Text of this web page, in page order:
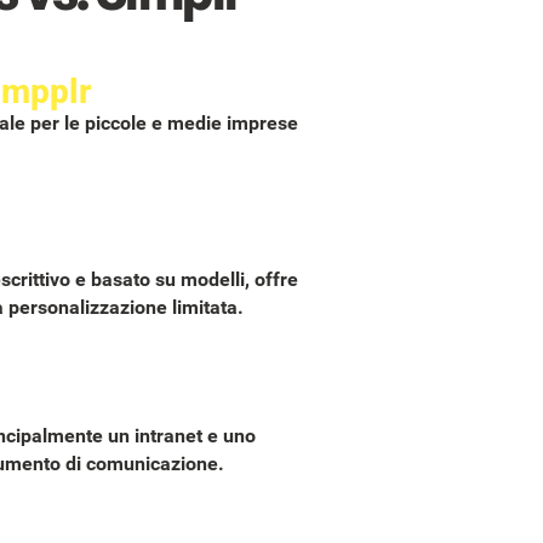
per le piccole e medie imprese
e basato su modelli, offre
personalizzazione limitata.
un intranet e uno
di comunicazione.